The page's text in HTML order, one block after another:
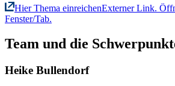
Hier Thema einreichenExterner Link.
Fenster/Tab.
Team und die
Heike Bullendorf